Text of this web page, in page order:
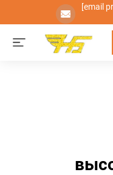
[email